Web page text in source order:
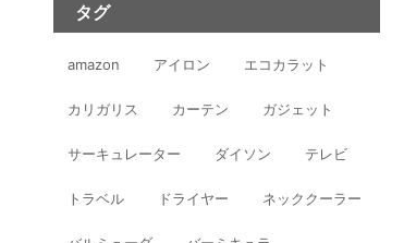
タグ
amazon アイロン エコカラット
カリガリス カーテン ガジェット
サーキュレーター ダイソン テレビ
トラベル ドライヤー ネッククーラー